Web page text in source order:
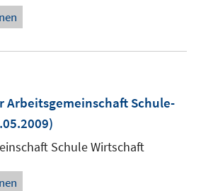
Schule-
Schule Wirtschaft